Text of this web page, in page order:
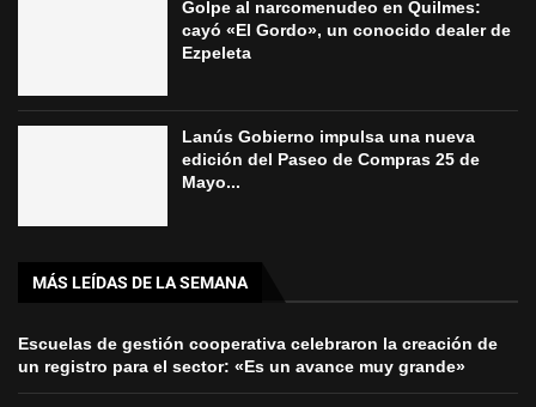
Golpe al narcomenudeo en Quilmes:
cayó «El Gordo», un conocido dealer de
Ezpeleta
Lanús Gobierno impulsa una nueva
edición del Paseo de Compras 25 de
Mayo...
MÁS LEÍDAS DE LA SEMANA
Escuelas de gestión cooperativa celebraron la creación de
un registro para el sector: «Es un avance muy grande»